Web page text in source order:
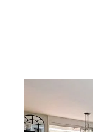
Ref : 463